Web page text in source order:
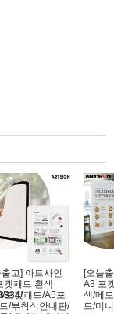
출고] 아트사인
켓패드 흰색
포켓패드/A5포
/부착식안내판/
[오늘
A3 포
색/메
드/미